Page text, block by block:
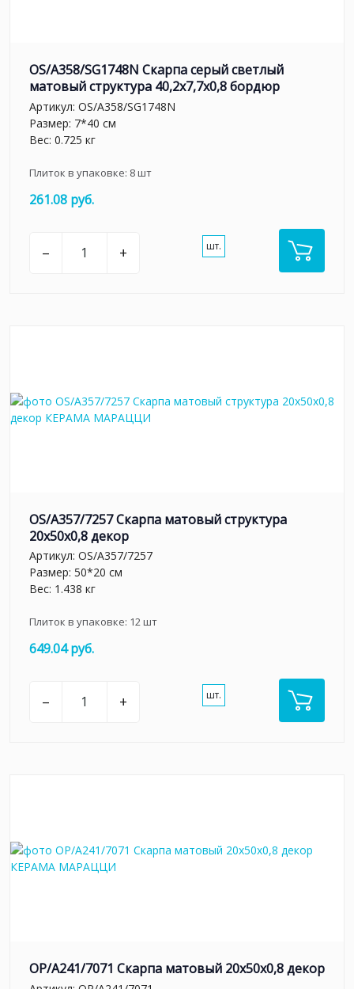
OS/A358/SG1748N Скарпа серый светлый
матовый структура 40,2x7,7x0,8 бордюр
Артикул: OS/A358/SG1748N
Размер: 7*40 см
Вес: 0.725 кг
Плиток в упаковке: 8шт
261.08 руб.
– + шт.
OS/A357/7257 Скарпа матовый структура
20x50x0,8 декор
Артикул: OS/A357/7257
Размер: 50*20 см
Вес: 1.438 кг
Плиток в упаковке: 12шт
649.04 руб.
– + шт.
OP/A241/7071 Скарпа матовый 20x50x0,8 декор